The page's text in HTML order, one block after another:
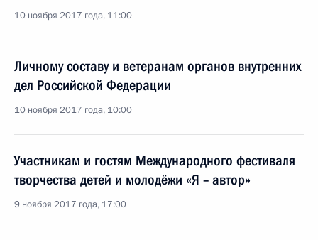
10 ноября 2017 года, 11:00
Личному составу и ветеранам органов внутренних
дел Российской Федерации
10 ноября 2017 года, 10:00
Участникам и гостям Международного фестиваля
творчества детей и молодёжи «Я – автор»
9 ноября 2017 года, 17:00